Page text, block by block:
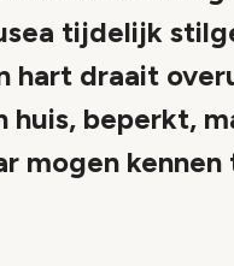
tijdelijk
hart draait
huis, beperkt,
mogen